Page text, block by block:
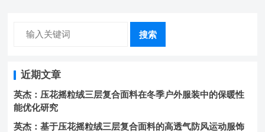
搜索
近期文章
英杰：压花摇粒绒三层复合面料在冬季户外服装中的保暖性
能优化研究
英杰：基于压花摇粒绒三层复合面料的高透气防风运动服饰